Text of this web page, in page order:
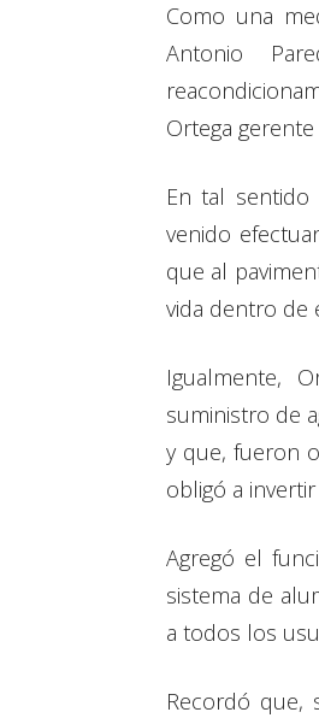
Como una
Antonio
Ortega
En tal
venido
que al
vida dentro de
Igualmente,
suministro de
y que, fueron
obligó a
Agregó el
sistema de
a todos los
Recordó que,